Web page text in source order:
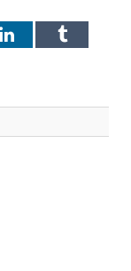
LinkedInTumblr